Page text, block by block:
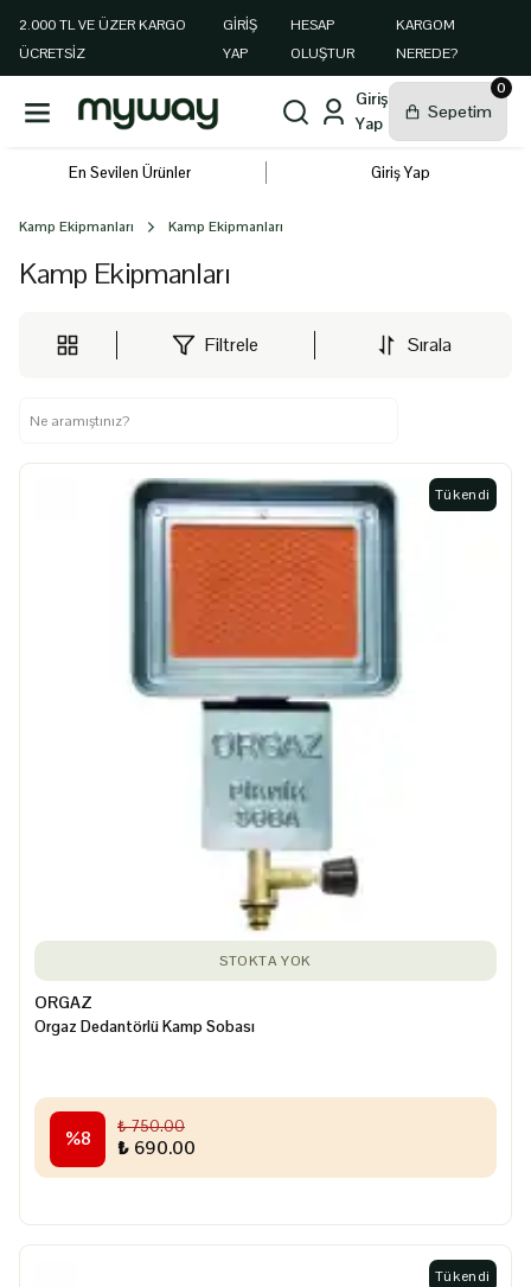
2.000 TL VE ÜZER KARGO
ÜCRETSİZ
GIRIŞ
YAP
HESAP
OLUŞTUR
KARGOM
NEREDE?
0
En Sevilen Ürünler Giriş Yap
Kamp Ekipmanları Kamp Ekipmanları
Kamp Ekipmanları
Filtrele Sırala
Tükendi
STOKTA YOK
ORGAZ
Orgaz Dedantörlü Kamp Sobası
%8
₺ 750.00
₺ 690.00
Tükendi